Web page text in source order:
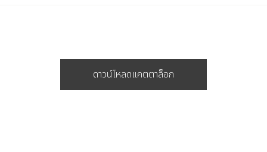
ดาวน์โหลดแคตตาล็อก